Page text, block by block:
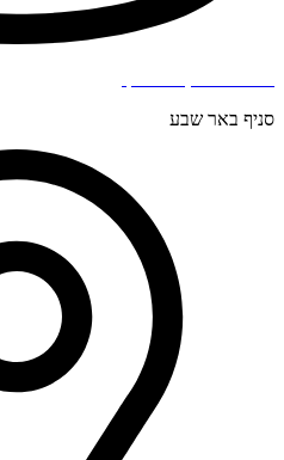
סניף באר שבע